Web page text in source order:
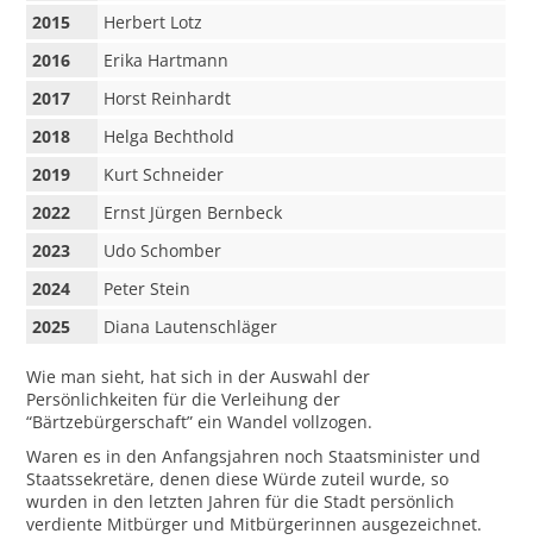
2015
Herbert Lotz
2016
Erika Hartmann
2017
Horst Reinhardt
2018
Helga Bechthold
2019
Kurt Schneider
2022
Ernst Jürgen Bernbeck
2023
Udo Schomber
2024
Peter Stein
2025
Diana Lautenschläger
Wie man sieht, hat sich in der Auswahl der
Persönlichkeiten für die Verleihung der
“Bärtzebürgerschaft” ein Wandel vollzogen.
Waren es in den Anfangsjahren noch Staatsminister und
Staatssekretäre, denen diese Würde zuteil wurde, so
wurden in den letzten Jahren für die Stadt persönlich
verdiente Mitbürger und Mitbürgerinnen ausgezeichnet.